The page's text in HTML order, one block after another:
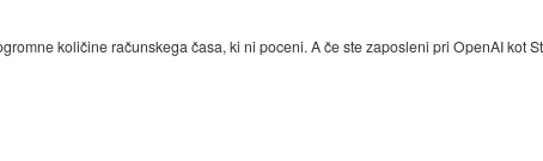
količine računskega časa, ki ni poceni. A če ste zaposleni pri OpenAI kot